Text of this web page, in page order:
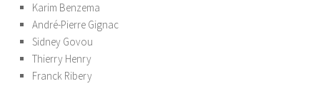
Karim Benzema
André-Pierre Gignac
Sidney Govou
Thierry Henry
Franck Ribery